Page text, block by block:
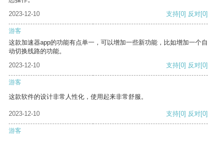
2023-12-10
支持[0] 反对[0]
游客
这款加速器app的功能有点单一，可以增加一些新功能，比如增加一个自
动切换线路的功能。
2023-12-10
支持[0] 反对[0]
游客
这款软件的设计非常人性化，使用起来非常舒服。
2023-12-10 支持[0] 反对[0]
游客